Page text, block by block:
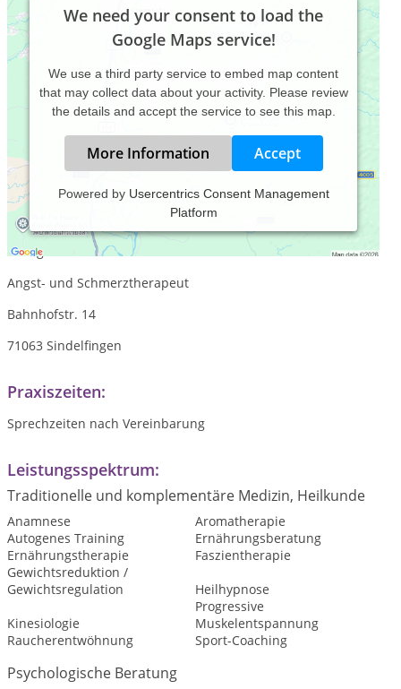
We need your consent to load the
Google Maps service!
We use a third party service to embed map content
that may collect data about your activity. Please review
the details and accept the service to see this map.
More Information Accept
Powered by Usercentrics Consent Management
Platform
Psychotherapeutische Fachpraxis zur Behandlung von
Ängsten, Phobien, Erschöpfungszuständen (Burn-Out) und
Übergewicht
Angst- und Schmerztherapeut
Bahnhofstr. 14
71063 Sindelfingen
Praxiszeiten:
Sprechzeiten nach Vereinbarung
Leistungsspektrum:
Traditionelle und komplementäre Medizin, Heilkunde
Anamnese
Aromatherapie
Autogenes Training
Ernährungsberatung
Ernährungstherapie
Faszientherapie
Gewichtsreduktion /
Gewichtsregulation
Heilhypnose
Kinesiologie
Progressive
Muskelentspannung
Raucherentwöhnung
Sport-Coaching
Psychologische Beratung